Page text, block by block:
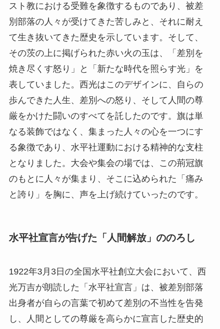
スト教における受難を象徴するものであり、被差
別部落の人々が受けてきた苦しみと、それに耐え
て生き抜いてきた歴史を示しています。そして、
その茨の上に掲げられた赤い火の玉は、「差別を
焼き尽くす怒り」と「新たな時代を照らす光」を
表していました。西光はこのデザインに、自らの
歩んできた人生、差別への怒り、そして人間の尊
厳をかけた闘いのすべてを託したのです。旗は単
なる装飾ではなく、集まった人々の心を一つにす
る象徴であり、水平社運動における精神的な支柱
となりました。大会や集会の場では、この荊冠旗
のもとに人々が集まり、そこに込められた「痛み
と誇り」を胸に、声を上げ続けていったのです。
水平社宣言が告げた「人間解放」ののろし
1922年3月3日の全国水平社創立大会において、西
光万吉が朗読した「水平社宣言」は、被差別部落
出身者が自らの言葉で初めて差別の不当性を告発
し、人間としての尊厳を高らかに宣言した歴史的